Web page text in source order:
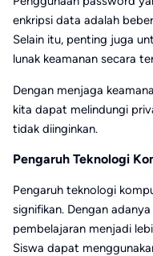
enkripsi data adalah
Selain itu, penting juga
lunak keamanan secara
Dengan menjaga
kita dapat melindungi
tidak diinginkan.
Pengaruh Teknologi
Pengaruh teknologi
signifikan. Dengan
pembelajaran menjadi
Siswa dapat